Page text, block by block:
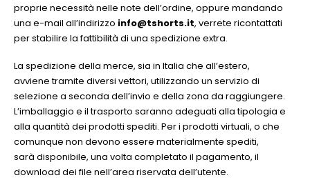
proprie necessità nelle note dell’ordine, oppure mandando
una e-mail all’indirizzo info@tshorts.it, verrete ricontattati
per stabilire la fattibilità di una spedizione extra.
La spedizione della merce, sia in Italia che all’estero,
avviene tramite diversi vettori, utilizzando un servizio di
selezione a seconda dell’invio e della zona da raggiungere.
L’imballaggio e il trasporto saranno adeguati alla tipologia e
alla quantità dei prodotti spediti. Per i prodotti virtuali, o che
comunque non devono essere materialmente spediti,
sarà disponibile, una volta completato il pagamento, il
download dei file nell’area riservata dell’utente.